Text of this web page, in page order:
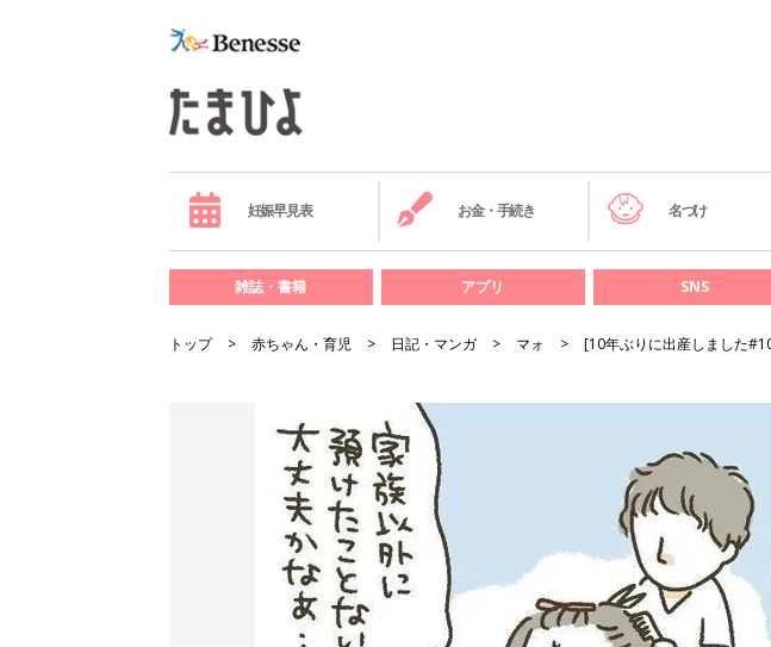
妊娠早見表 お金・手続き 名づけ
雑誌・書籍 アプリ SNS
トップ 赤ちゃん・育児 日記・マンガ マォ [10年ぶりに出産しました